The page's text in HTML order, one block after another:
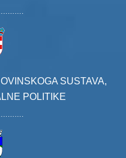
SUSTAVA,
POLITIKE